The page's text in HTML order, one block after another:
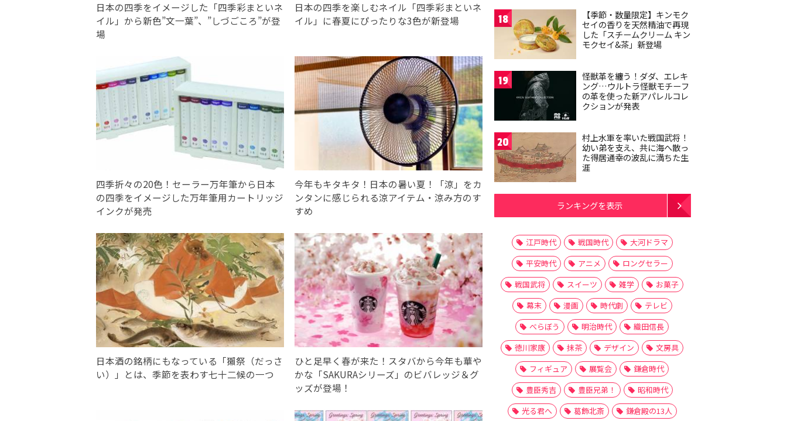
日本の四季をイメージした「四季彩まといネ
イル」から新色”文一葉”、”しづごころ”が登
場
日本の四季を楽しむネイル「四季彩まといネ
イル」に春夏にぴったりな3色が新登場
四季折々の20色！セーラー万年筆から日本
の四季をイメージした万年筆用カートリッジ
インクが発売
今年もキタキタ！日本の暑い夏！「涼」をカ
ンタンに感じられる涼アイテム・涼み方のす
すめ
日本酒の銘柄にもなっている「獺祭（だっさ
い）」とは、季節を表わす七十二候の一つ
ひと足早く春が来た！スタバから今年も華や
かな「SAKURAシリーズ」のビバレッジ＆グ
ッズが登場！
18
【季節・数量限定】キンモク
セイの香りを天然精油で再現
した「スチームクリーム キン
モクセイ&茶」新登場
19
怪獣革を纏う！ダダ、エレキ
ング…ウルトラ怪獣モチーフ
の革を使った新アパレルコレ
クションが発表
20
村上水軍を率いた戦国武将！
幼い弟を支え、共に海へ散っ
た得居通幸の波乱に満ちた生
涯
ランキングを表示
江戸時代 戦国時代
大河ドラマ
平安時代
アニメ
ロングセラー
戦国武将
スイーツ 雑学
お菓子
幕末
漫画 時代劇
テレビ
べらぼう
明治時代
織田信長
徳川家康
抹茶 デザイン
文房具
フィギュア
展覧会
鎌倉時代
豊臣秀吉
豊臣兄弟！
昭和時代
光る君へ
葛飾北斎 鎌倉殿の13人